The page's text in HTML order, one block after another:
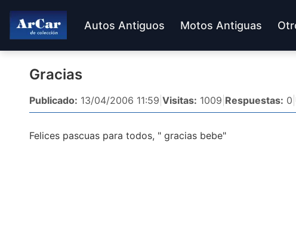
Autos Antiguos Motos Antiguas
Gracias
Publicado: 13/04/2006 11:59 Visitas: 1009 Respuestas: 0
Felices pascuas para todos, " gracias bebe"